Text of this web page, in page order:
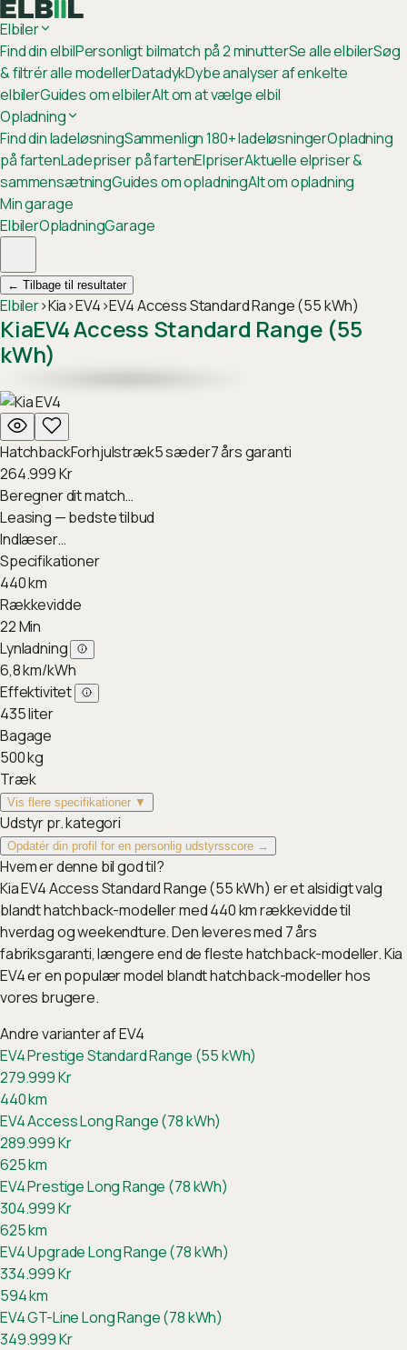
Elbiler
Find din elbilPersonligt bilmatch på 2 minutterSe alle elbilerSøg
& filtrér alle modellerDatadykDybe analyser af enkelte
elbilerGuides om elbilerAlt om at vælge elbil
Opladning
Find din ladeløsningSammenlign 180+ ladeløsningerOpladning
på fartenLadepriser på fartenElpriserAktuelle elpriser &
sammensætningGuides om opladningAlt om opladning
Min garage
ElbilerOpladningGarage
← Tilbage til resultater
Elbiler›Kia›EV4›EV4 Access Standard Range (55 kWh)
KiaEV4 Access Standard Range (55
kWh)
HatchbackForhjulstræk5sæder7års garanti
264.999Kr
Beregner dit match…
Leasing — bedste tilbud
Indlæser…
Specifikationer
440km
Rækkevidde
22Min
Lynladning
6,8km/kWh
Effektivitet
435liter
Bagage
500kg
Træk
Vis flere specifikationer ▼
Udstyr pr. kategori
Opdatér din profil for en personlig udstyrsscore →
Hvem er denne bil god til?
Kia EV4 Access Standard Range (55 kWh) er et alsidigt valg
blandt hatchback-modeller med 440 km rækkevidde til
hverdag og weekendture. Den leveres med 7 års
fabriksgaranti, længere end de fleste hatchback-modeller. Kia
EV4 er en populær model blandt hatchback-modeller hos
vores brugere.
Andre varianter afEV4
EV4 Prestige Standard Range (55 kWh)
279.999Kr
440km
EV4 Access Long Range (78 kWh)
289.999Kr
625km
EV4 Prestige Long Range (78 kWh)
304.999Kr
625km
EV4 Upgrade Long Range (78 kWh)
334.999Kr
594km
EV4 GT-Line Long Range (78 kWh)
349.999Kr